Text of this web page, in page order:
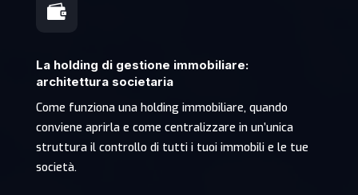

La holding di gestione immobiliare:
architettura societaria
Come funziona una holding immobiliare, quando
conviene aprirla e come centralizzare in un’unica
struttura il controllo di tutti i tuoi immobili e le tue
società.